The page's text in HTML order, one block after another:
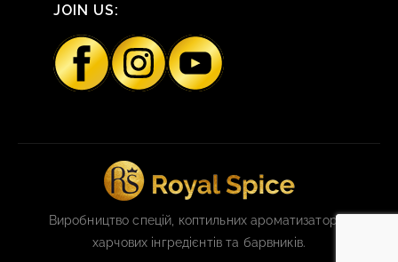
JOIN US:
Виробництво спецій, коптильних ароматизаторів,
харчових інгредієнтів та барвників.